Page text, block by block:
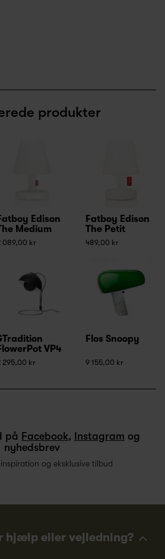
produkter
Edison
Medium
089,00 kr
Fatboy Edison
The Petit
489,00 kr
VP4
295,00 kr
Flos Snoopy
9 155,00 kr
på Facebook, Instagram og
nyhedsbrev
og eksklusive tilbud
hjælp eller vejledning?